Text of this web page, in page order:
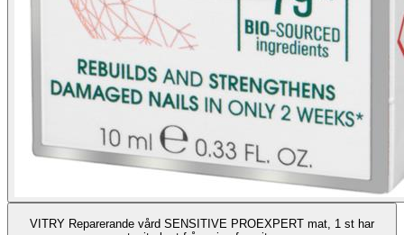
VITRY Reparerande vård SENSITIVE PROEXPERT mat, 1 st har